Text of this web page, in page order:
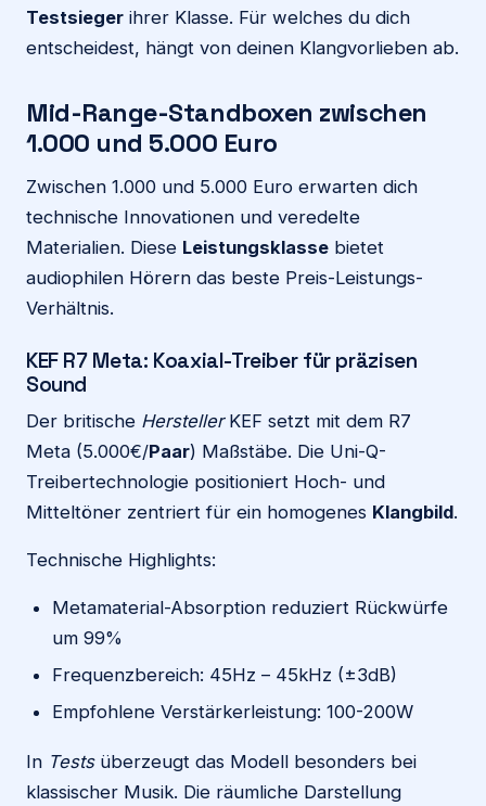
Testsieger ihrer Klasse. Für welches du dich
entscheidest, hängt von deinen Klangvorlieben ab.
Mid-Range-Standboxen zwischen
1.000 und 5.000 Euro
Zwischen 1.000 und 5.000 Euro erwarten dich
technische Innovationen und veredelte
Materialien. Diese Leistungsklasse bietet
audiophilen Hörern das beste Preis-Leistungs-
Verhältnis.
KEF R7 Meta: Koaxial-Treiber für präzisen
Sound
Der britische HerstellerKEF setzt mit dem R7
Meta (5.000€/Paar) Maßstäbe. Die Uni-Q-
Treibertechnologie positioniert Hoch- und
Mitteltöner zentriert für ein homogenes Klangbild.
Technische Highlights:
Metamaterial-Absorption reduziert Rückwürfe
um 99%
Frequenzbereich: 45Hz – 45kHz (±3dB)
Empfohlene Verstärkerleistung: 100-200W
In Testsüberzeugt das Modell besonders bei
klassischer Musik. Die räumliche Darstellung